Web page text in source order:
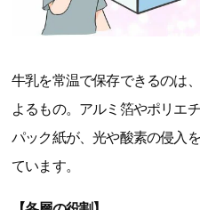
牛乳を常温で保存できるのは
よるもの。アルミ箔やポリエ
パック紙が、光や酸素の侵入
ています。